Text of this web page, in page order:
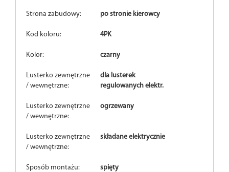
Strona zabudowy: po stronie kierowcy
Kod koloru: 4PK
Kolor: czarny
Lusterko zewnętrzne
/ wewnętrzne:
dla lusterek
regulowanych elektr.
Lusterko zewnętrzne
/ wewnętrzne:
ogrzewany
Lusterko zewnętrzne
/ wewnętrzne:
składane elektrycznie
Sposób montażu: spięty